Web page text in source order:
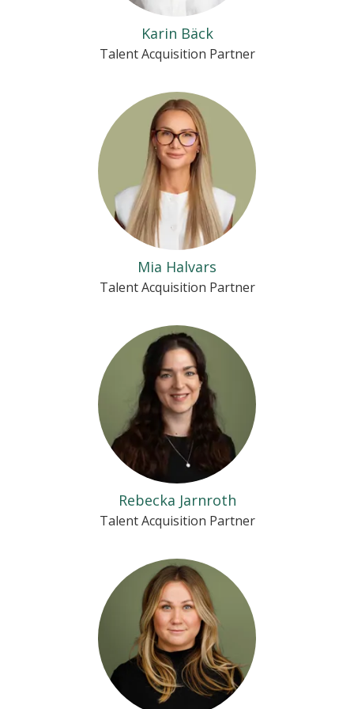
Karin Bäck
Talent Acquisition Partner
Mia Halvars
Talent Acquisition Partner
Rebecka Jarnroth
Talent Acquisition Partner